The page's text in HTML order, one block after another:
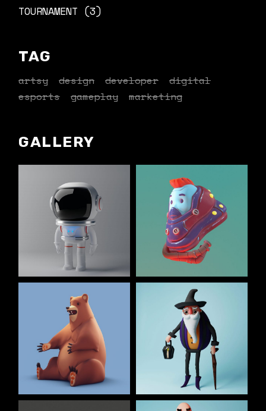
TOURNAMENT (3)
TAG
artsy design developer
digital
esports
gameplay marketing
GALLERY